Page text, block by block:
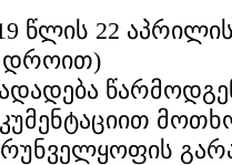
წლის 22
დროით)